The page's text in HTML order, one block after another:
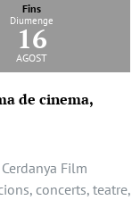
Fins
Diumenge
16
agost
de cinema,
Film
concerts, teatre,